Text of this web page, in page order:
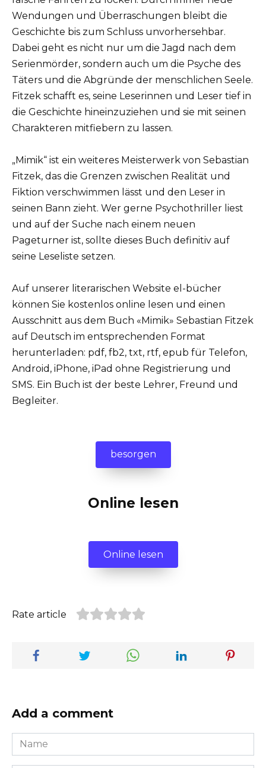
Wendungen und Überraschungen bleibt die
Geschichte bis zum Schluss unvorhersehbar.
Dabei geht es nicht nur um die Jagd nach dem
Serienmörder, sondern auch um die Psyche des
Täters und die Abgründe der menschlichen Seele.
Fitzek schafft es, seine Leserinnen und Leser tief in
die Geschichte hineinzuziehen und sie mit seinen
Charakteren mitfiebern zu lassen.
„Mimik“ ist ein weiteres Meisterwerk von Sebastian
Fitzek, das die Grenzen zwischen Realität und
Fiktion verschwimmen lässt und den Leser in
seinen Bann zieht. Wer gerne Psychothriller liest
und auf der Suche nach einem neuen
Pageturner ist, sollte dieses Buch definitiv auf
seine Leseliste setzen.
Auf unserer literarischen Website el-bücher
können Sie kostenlos online lesen und einen
Ausschnitt aus dem Buch «Mimik» Sebastian Fitzek
auf Deutsch im entsprechenden Format
herunterladen: pdf, fb2, txt, rtf, epub für Telefon,
Android, iPhone, iPad ohne Registrierung und
SMS. Ein Buch ist der beste Lehrer, Freund und
Begleiter.
besorgen
Online lesen
Online lesen
Rate article
Add a comment
Name
*